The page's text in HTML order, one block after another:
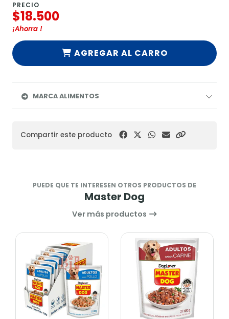
PRECIO
$18.500
¡Ahorra !
AGREGAR AL CARRO
MARCA ALIMENTOS
Compartir este producto
PUEDE QUE TE INTERESEN OTROS PRODUCTOS DE
Master Dog
Ver más productos